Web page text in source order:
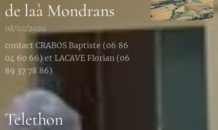
de laà Mondrans
08/02/2020
contact CRABOS Baptiste (06 86
04 60 66) et LACAVE Florian (06
89 37 78 86)
Telethon